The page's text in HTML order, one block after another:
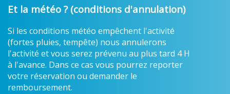
Et la météo ? (conditions d'annulation)
Si les conditions météo empêchent l'activité
(fortes pluies, tempête) nous annulerons
l'activité et vous serez prévenu au plus tard 4 H
à l'avance. Dans ce cas vous pourrez reporter
votre réservation ou demander le
remboursement.